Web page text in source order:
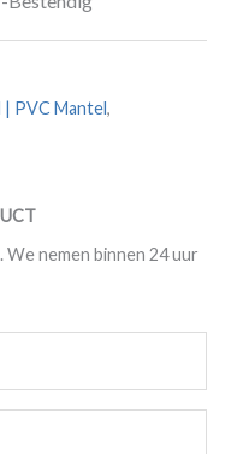
| PVC Mantel,
We nemen binnen 24 uur